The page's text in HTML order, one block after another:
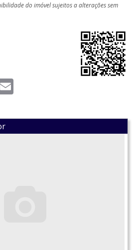
do imóvel sujeitos a alterações sem